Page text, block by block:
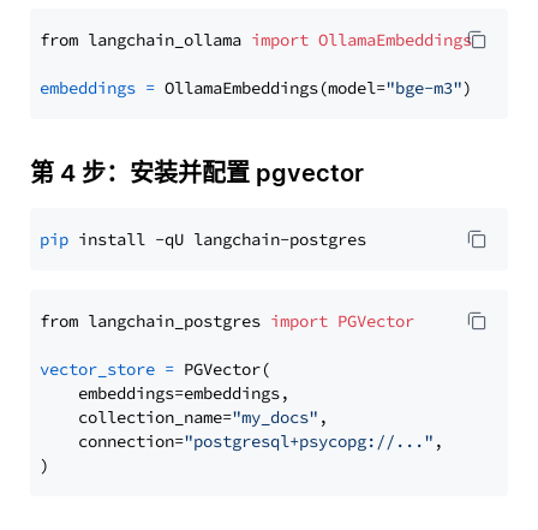
from langchain_ollama import OllamaEmbeddings
embeddings = OllamaEmbeddings(model="bge-m3"
第 4 步：安装并配置 pgvector
pip
from langchain_postgres import PGVector
vector_store = PGVector(
    embeddings=embeddings,
    collection_name=
"my_docs" ,
    connection=
"postgresql+psycopg://..." ,